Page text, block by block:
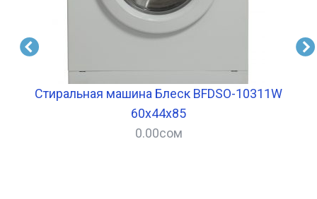
Стиральная машина Блеск BFDSO-10311W
60х44х85
0.00сом